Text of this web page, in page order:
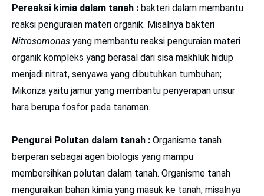
Pereaksi kimia dalam tanah : bakteri dalam membantu
reaksi penguraian materi organik. Misalnya bakteri
Nitrosomonas yang membantu reaksi penguraian materi
organik kompleks yang berasal dari sisa makhluk hidup
menjadi nitrat, senyawa yang dibutuhkan tumbuhan;
Mikoriza yaitu jamur yang membantu penyerapan unsur
hara berupa fosfor pada tanaman.
Pengurai Polutan dalam tanah : Organisme tanah
berperan sebagai agen biologis yang mampu
membersihkan polutan dalam tanah. Organisme tanah
menguraikan bahan kimia yang masuk ke tanah, misalnya